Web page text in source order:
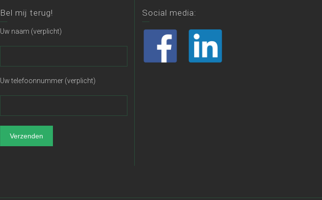
Bel mij terug!
Uw naam (verplicht)
Uw telefoonnummer (verplicht)
Social media: